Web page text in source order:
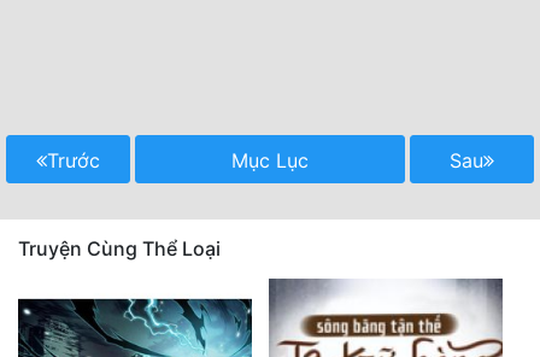
Trước Mục Lục Sau
Truyện Cùng Thể Loại